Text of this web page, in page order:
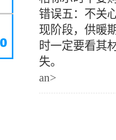
错误五：不关
现阶段，供暖
时一定要看其
失。
an>